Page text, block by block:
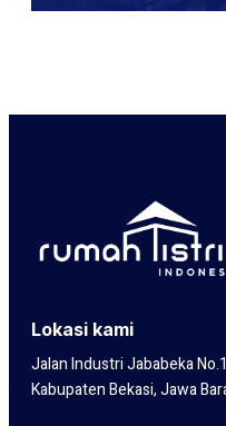
Lokasi kami
Jalan Industri Jababeka
Kabupaten Bekasi, Jawa